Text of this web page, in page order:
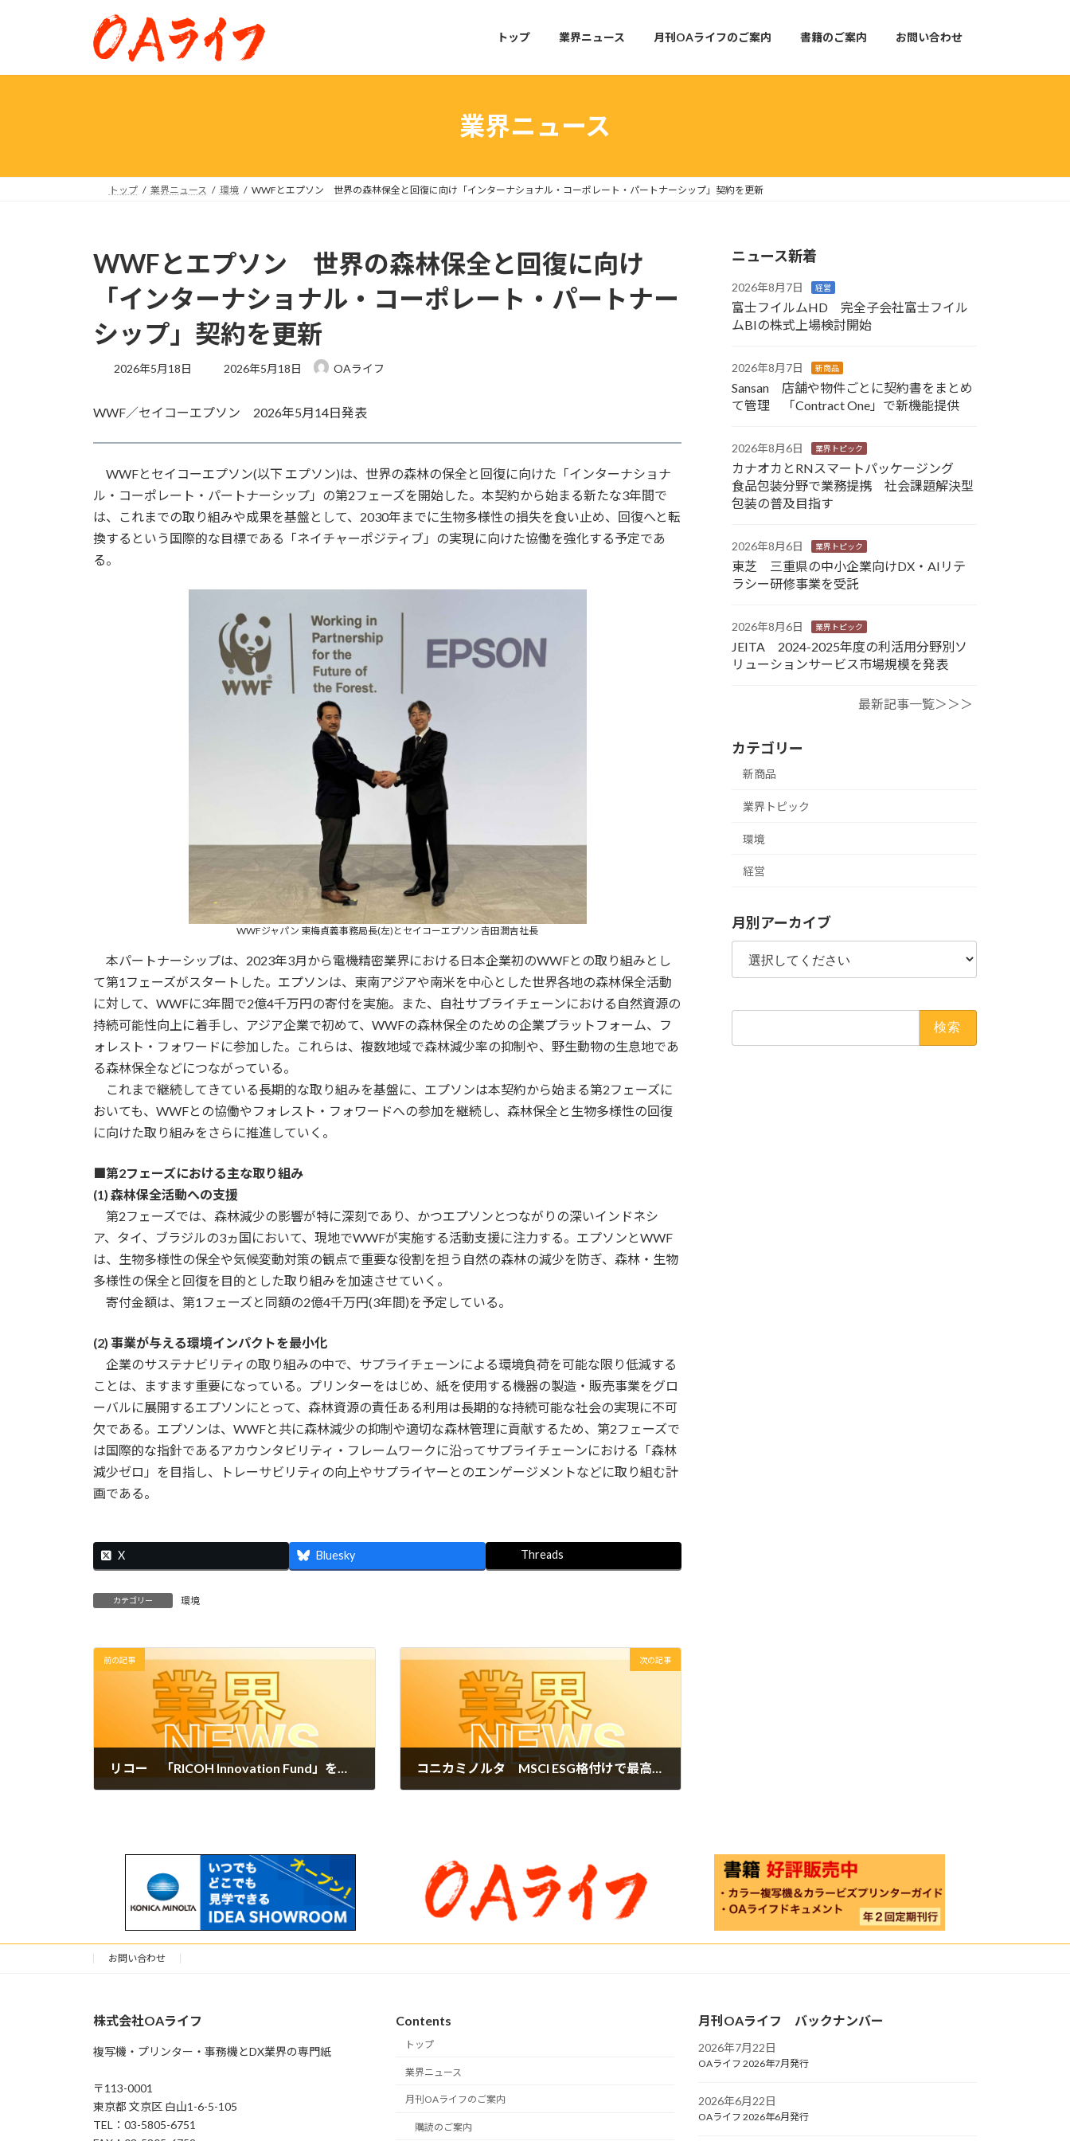
プ
動
トップ 業界ニュース 月刊OAライフのご案内 書籍のご案内 お問い合わせ
業界ニュース
トップ 業界ニュース 環境 WWFとエプソン 世界の森林保全と回復に向け「インターナショナル・コーポレート・パートナーシップ」契約を更新
WWFとエプソン 世界の森林保全と回復に向け
「インターナショナル・コーポレート・パートナー
シップ」契約を更新
2026年5月18日
最
新
時
2026年5月18日 OAライフ
WWF／セイコーエプソン 2026年5月14日発表
WWFとセイコーエプソン(以下 エプソン)は、世界の森林の保全と回復に向けた「インターナショナ
ル・コーポレート・パートナーシップ」の第2フェーズを開始した。本契約から始まる新たな3年間で
は、これまでの取り組みや成果を基盤として、2030年までに生物多様性の損失を食い止め、回復へと転
換するという国際的な目標である「ネイチャーポジティブ」の実現に向けた協働を強化する予定であ
る。
WWFジャパン 東梅貞義事務局長(左)とセイコーエプソン 𠮷田潤吉社長
本パートナーシップは、2023年3月から電機精密業界における日本企業初のWWFとの取り組みとし
て第1フェーズがスタートした。エプソンは、東南アジアや南米を中心とした世界各地の森林保全活動
に対して、WWFに3年間で2億4千万円の寄付を実施。また、自社サプライチェーンにおける自然資源の
持続可能性向上に着手し、アジア企業で初めて、WWFの森林保全のための企業プラットフォーム、フ
ォレスト・フォワードに参加した。これらは、複数地域で森林減少率の抑制や、野生動物の生息地であ
る森林保全などにつながっている。
これまで継続してきている長期的な取り組みを基盤に、エプソンは本契約から始まる第2フェーズに
おいても、WWFとの協働やフォレスト・フォワードへの参加を継続し、森林保全と生物多様性の回復
に向けた取り組みをさらに推進していく。
■第2フェーズにおける主な取り組み
(1) 森林保全活動への支援
第2フェーズでは、森林減少の影響が特に深刻であり、かつエプソンとつながりの深いインドネシ
ア、タイ、ブラジルの3ヵ国において、現地でWWFが実施する活動支援に注力する。エプソンとWWF
は、生物多様性の保全や気候変動対策の観点で重要な役割を担う自然の森林の減少を防ぎ、森林・生物
多様性の保全と回復を目的とした取り組みを加速させていく。
寄付金額は、第1フェーズと同額の2億4千万円(3年間)を予定している。
(2) 事業が与える環境インパクトを最小化
企業のサステナビリティの取り組みの中で、サプライチェーンによる環境負荷を可能な限り低減する
ことは、ますます重要になっている。プリンターをはじめ、紙を使用する機器の製造・販売事業をグロ
ーバルに展開するエプソンにとって、森林資源の責任ある利用は長期的な持続可能な社会の実現に不可
欠である。エプソンは、WWFと共に森林減少の抑制や適切な森林管理に貢献するため、第2フェーズで
は国際的な指針であるアカウンタビリティ・フレームワークに沿ってサプライチェーンにおける「森林
減少ゼロ」を目指し、トレーサビリティの向上やサプライヤーとのエンゲージメントなどに取り組む計
画である。
X Bluesky Threads
カテゴリー 環境
前の記事
リコー 「RICOH Innovation Fund」を通じOpenHeart社と資本提携
次の記事
コニカミノルタ MSCI ESG格付けで最高評価「AAA」を初獲得
ニュース新着
2026年8月7日 経営
富士フイルムHD 完全子会社富士フイル
ムBIの株式上場検討開始
2026年8月7日 新商品
Sansan 店舗や物件ごとに契約書をまとめ
て管理 「Contract One」で新機能提供
2026年8月6日 業界トピック
カナオカとRNスマートパッケージング
食品包装分野で業務提携 社会課題解決型
包装の普及目指す
2026年8月6日 業界トピック
東芝 三重県の中小企業向けDX・AIリテ
ラシー研修事業を受託
2026年8月6日 業界トピック
JEITA 2024-2025年度の利活用分野別ソ
リューションサービス市場規模を発表
最新記事一覧＞＞＞
カテゴリー
新商品
業界トピック
環境
経営
月別アーカイブ
お問い合わせ
株式会社OAライフ
複写機・プリンター・事務機とDX業界の専門紙
〒113-0001
東京都 文京区 白山1-6-5-105
TEL：03-5805-6751
Contents
トップ
業界ニュース
月刊OAライフのご案内
購読のご案内
月刊OAライフ バックナンバー
2026年7月22日
OAライフ 2026年7月発行
2026年6月22日
OAライフ 2026年6月発行